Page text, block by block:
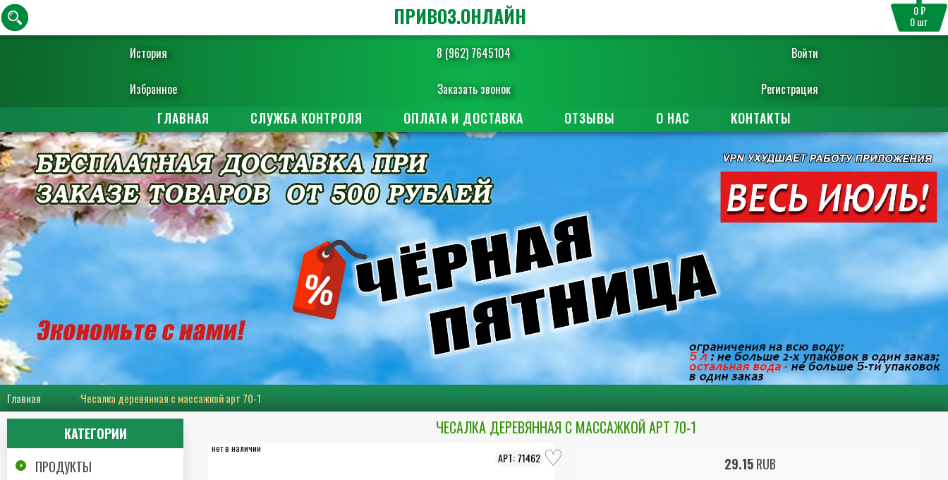
История 8 (962) 7645104 Войти
Избранное Заказать звонок Регистрация
ПРИВОЗ.ОНЛАЙН 0 ₽
0шт
ГЛАВНАЯ СЛУЖБА КОНТРОЛЯ ОПЛАТА И ДОСТАВКА ОТЗЫВЫ О НАС КОНТАКТЫ
Главная Чесалка деревянная с массажкой арт 70-1
КАТЕГОРИИ
ПРОДУКТЫ
ЧЕСАЛКА ДЕРЕВЯННАЯ С МАССАЖКОЙ АРТ 70-1
нет в наличии
71462 29.15 RUB